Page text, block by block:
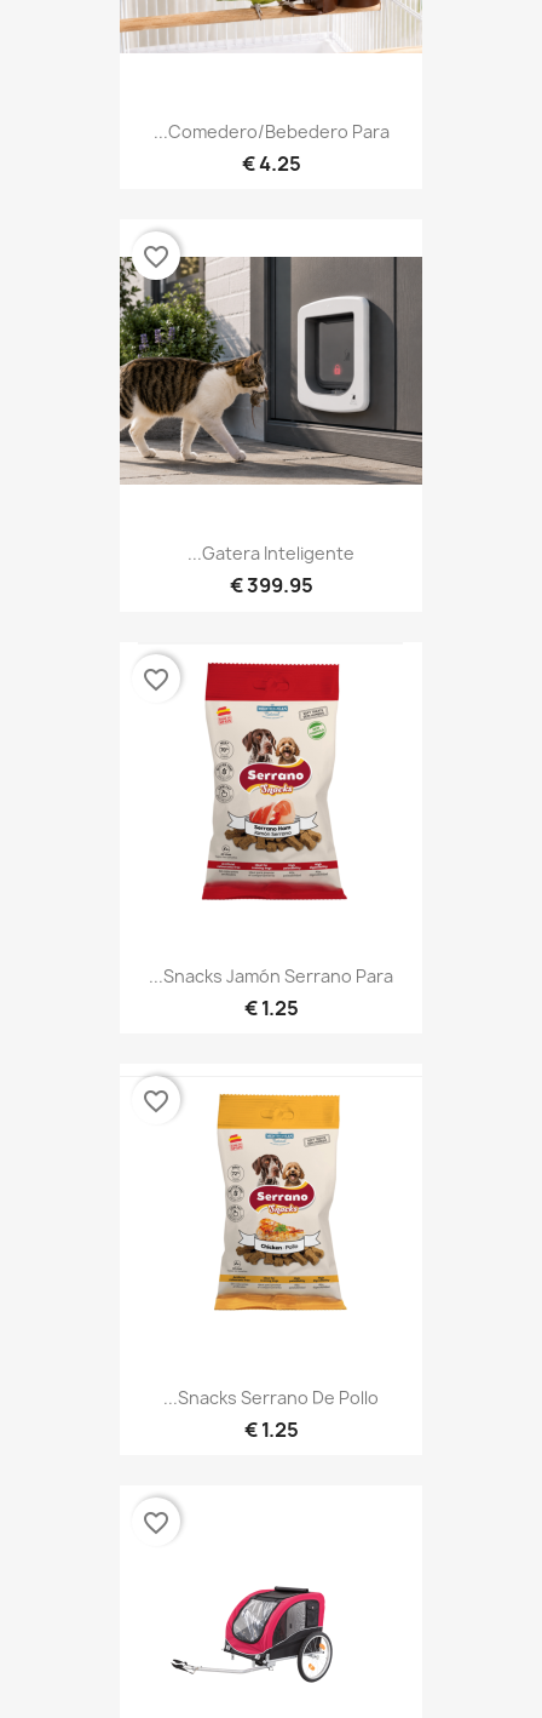
Comedero/Bebedero Para...
4.25 €
Gatera Inteligente...
399.95 €
favorite_border
Snacks Jamón Serrano Para...
1.25 €
favorite_border
Snacks Serrano De Pollo...
1.25 €
favorite_border
favorite_border